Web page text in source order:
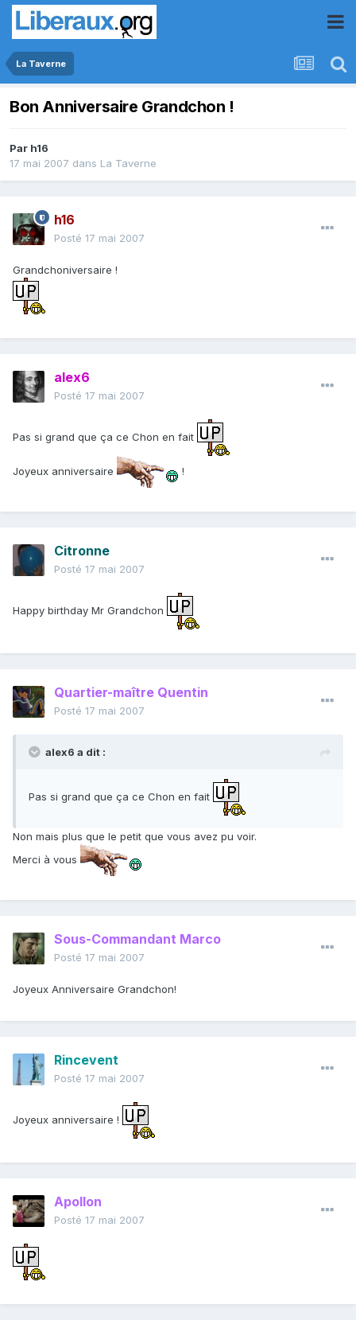
La Taverne
Bon Anniversaire Grandchon !
Par h16
17 mai 2007 dans La Taverne
h16
Posté 17 mai 2007
Grandchoniversaire !
alex6
Posté 17 mai 2007
Pas si grand que ça ce Chon en fait
Joyeux anniversaire !
Citronne
Posté 17 mai 2007
Happy birthday Mr Grandchon
Quartier-maître Quentin
Posté 17 mai 2007
alex6 a dit :
Pas si grand que ça ce Chon en fait
Non mais plus que le petit que vous avez pu voir.
Merci à vous
Sous-Commandant Marco
Posté 17 mai 2007
Joyeux Anniversaire Grandchon!
Rincevent
Posté 17 mai 2007
Joyeux anniversaire !
Apollon
Posté 17 mai 2007